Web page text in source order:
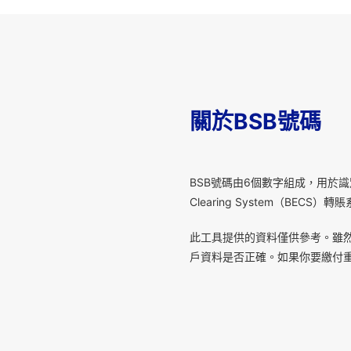
關於BSB號碼
BSB號碼由6個數字組成，用於
Clearing System（BECS）轉賬
此工具提供的資料僅供參考。雖
戶資料是否正確。如果你要繳付